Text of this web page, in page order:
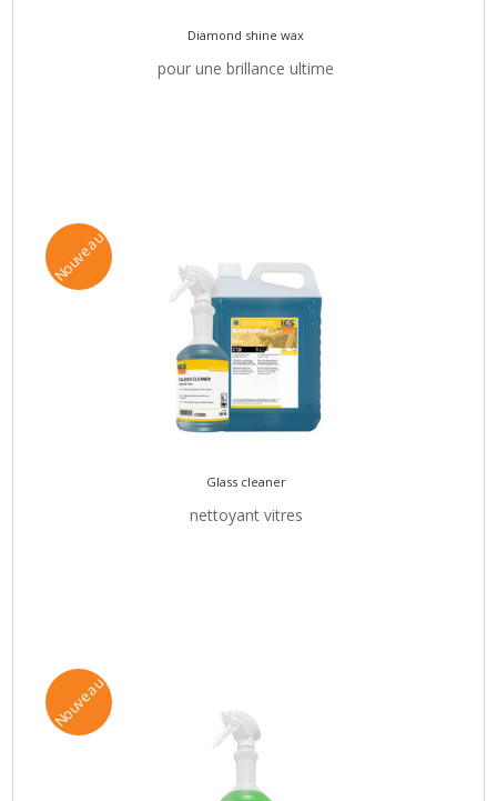
Diamond shine wax
pour une brillance ultime
Nouveau
Glass cleaner
nettoyant vitres
Nouveau